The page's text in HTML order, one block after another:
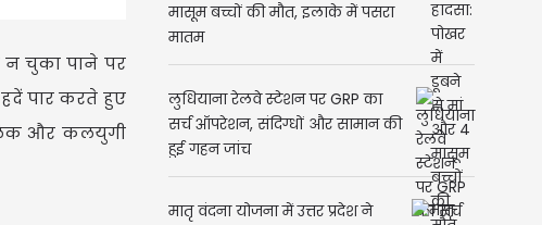
न चुका पाने पर
पार करते हुए
और कलयुगी
मासूम बच्चों की मौत, इलाके में पसरा
मातम
लुधियाना रेलवे स्टेशन पर GRP का
सर्च ऑपरेशन, संदिग्धों और सामान की
हुई गहन जांच
मातृ वंदना योजना में उत्तर प्रदेश ने